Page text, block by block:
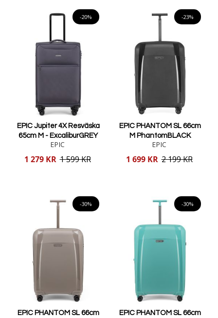
-20%
EPIC Jupiter 4X Resväska
65cm M - ExcaliburGREY
EPIC
Reducerat
1 279 KR 1 599 KR
-23%
EPIC PHANTOM SL 66cm
M PhantomBLACK
EPIC
Reducerat
1 699 KR 2 199 KR
-30%
EPIC PHANTOM SL 66cm
-30%
EPIC PHANTOM SL 66cm